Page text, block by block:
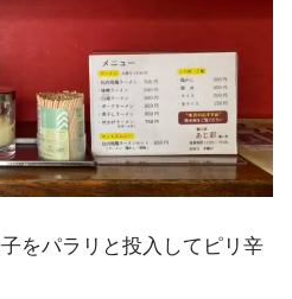
をパラリと投入してピリ辛